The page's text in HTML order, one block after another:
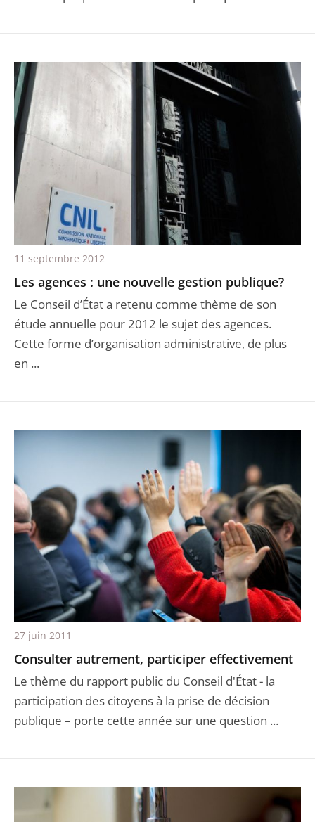
Les agences : une nouvelle gestion publique?
Le Conseil d’État a retenu comme thème de son
étude annuelle pour 2012 le sujet des agences.
Cette forme d’organisation administrative, de plus
en ...
11 septembre 2012
Consulter autrement, participer effectivement
Le thème du rapport public du Conseil d'État - la
participation des citoyens à la prise de décision
publique – porte cette année sur une question ...
27 juin 2011